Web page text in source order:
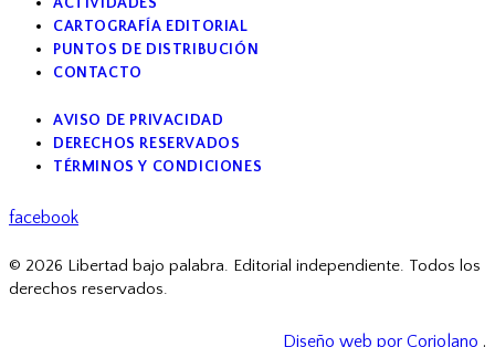
CARTOGRAFÍA EDITORIAL
PUNTOS DE DISTRIBUCIÓN
CONTACTO
AVISO DE PRIVACIDAD
DERECHOS RESERVADOS
TÉRMINOS Y CONDICIONES
facebook
© 2026 Libertad bajo palabra. Editorial independiente. Todos los
derechos reservados.
Diseño web por Coriolano .